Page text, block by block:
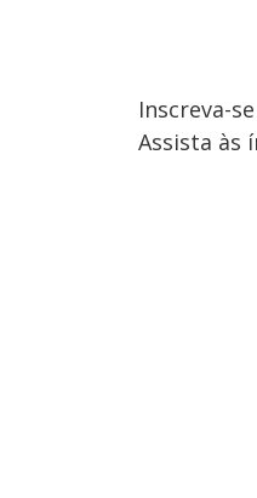
Inscreva-
Assista às